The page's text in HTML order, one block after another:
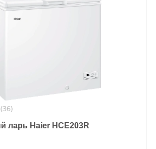
(36)
ларь Haier HCE203R